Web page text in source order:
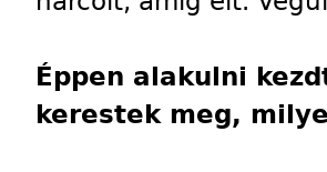
Éppen alakulni
kerestek meg,